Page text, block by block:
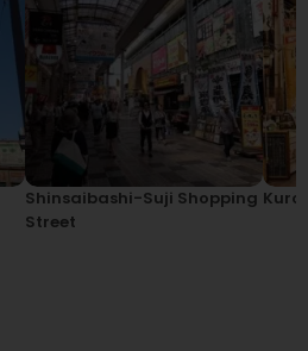
Shinsaibashi-Suji Shopping
Street